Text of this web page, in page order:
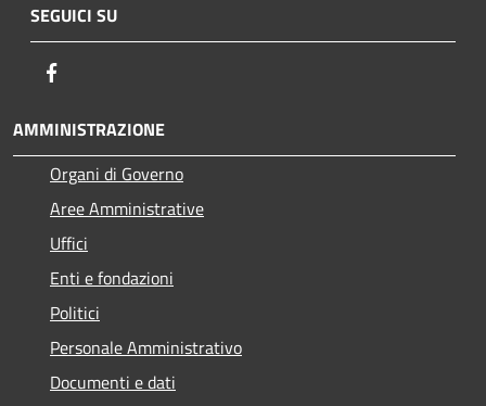
SEGUICI SU
AMMINISTRAZIONE
Organi di Governo
Aree Amministrative
Uffici
Enti e fondazioni
Politici
Personale Amministrativo
Documenti e dati